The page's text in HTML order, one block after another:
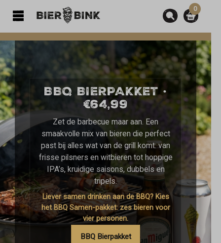
0
Skip slider
BBQ BIERPAKKET ·
€64,99
Zet de barbecue maar aan. Een
smaakvolle mix van bieren die perfect
past bij alles wat van de grill komt: van
frisse pilsners en witbieren tot hoppige
IPA’s, kruidige saisons, dubbels en
tripels.
Liever samen drinken aan de BBQ? Kies
het BBQ Samen-pakket: zes bieren voor
vier personen.
BBQ Bierpakket